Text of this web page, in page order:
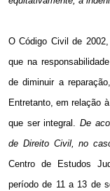
O Código Civil de
que na
de diminuir a
Entretanto, em relação
que ser integral.De
de Direito Civil, no
Centro de Estudos
período de 11 a13 de